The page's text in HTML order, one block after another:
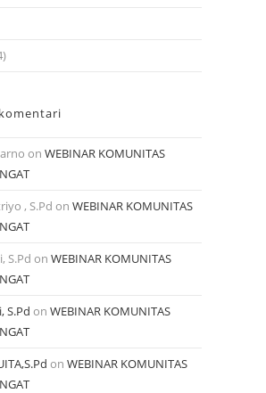
on WEBINAR KOMUNITAS
, S.Pd on WEBINAR KOMUNITAS
S.Pd on WEBINAR KOMUNITAS
S.Pd on WEBINAR KOMUNITAS
on WEBINAR KOMUNITAS